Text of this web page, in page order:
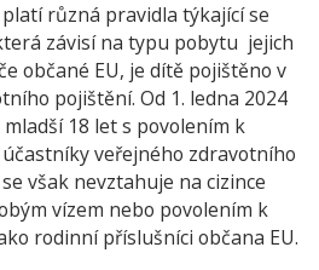
různá pravidla týkající se
závisí na typu pobytu jejich
občané EU, je dítě pojištěno v
pojištění.Od 1. ledna 2024
18 let s povolením k
veřejného zdravotního
však nevztahuje na cizince
vízem nebo povolením k
rodinní příslušníci občana EU.